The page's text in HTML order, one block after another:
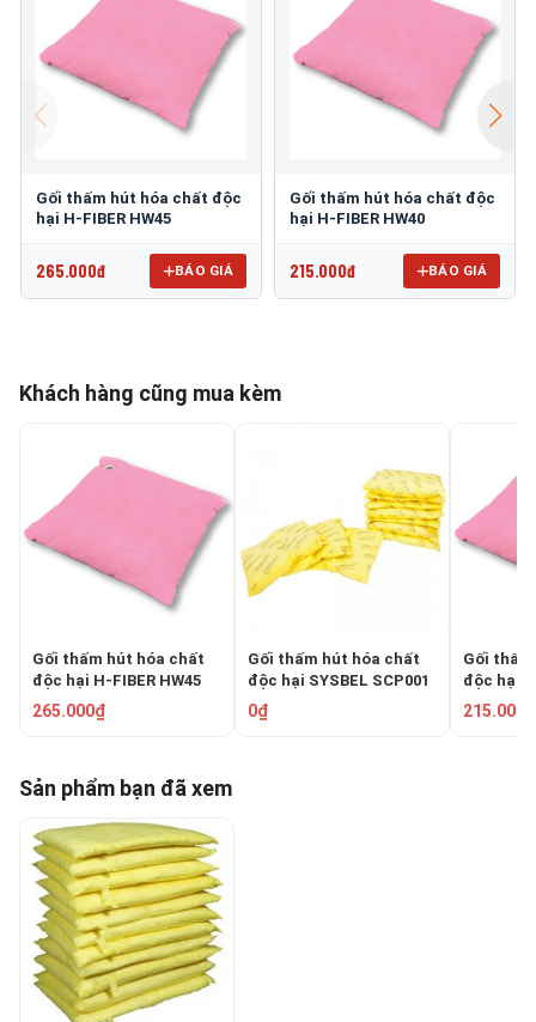
Gối thấm hút hóa chất độc
hại H-FIBER HW45
265.000đ BÁO GIÁ
Gối thấm hút hóa chất độc
hại H-FIBER HW40
215.000đ BÁO GIÁ
Khách hàng cũng mua kèm
Gối thấm hút hóa chất
độc hại H-FIBER HW45
265.000₫
Gối thấm hút hóa chất
độc hại SYSBEL SCP001
0₫
Gối
độc hại
215.000₫
Sản phẩm bạn đã xem